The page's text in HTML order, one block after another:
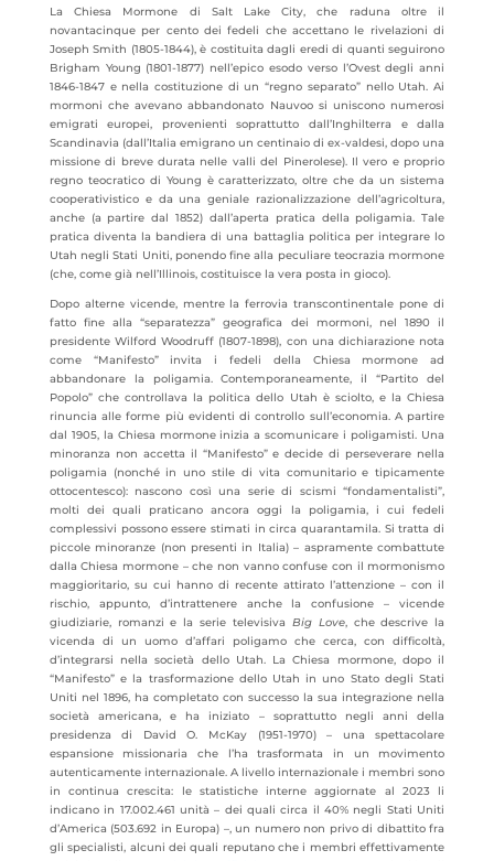
La Chiesa Mormone di Salt Lake City, che raduna oltre il
novantacinque per cento dei fedeli che accettano le rivelazioni di
Joseph Smith (1805-1844), è costituita dagli eredi di quanti seguirono
Brigham Young (1801-1877) nell’epico esodo verso l’Ovest degli anni
1846-1847 e nella costituzione di un “regno separato” nello Utah. Ai
mormoni che avevano abbandonato Nauvoo si uniscono numerosi
emigrati europei, provenienti soprattutto dall’Inghilterra e dalla
Scandinavia (dall’Italia emigrano un centinaio di ex-valdesi, dopo una
missione di breve durata nelle valli del Pinerolese). Il vero e proprio
regno teocratico di Young è caratterizzato, oltre che da un sistema
cooperativistico e da una geniale razionalizzazione dell’agricoltura,
anche (a partire dal 1852) dall’aperta pratica della poligamia. Tale
pratica diventa la bandiera di una battaglia politica per integrare lo
Utah negli Stati Uniti, ponendo fine alla peculiare teocrazia mormone
(che, come già nell’Illinois, costituisce la vera posta in gioco).
Dopo alterne vicende, mentre la ferrovia transcontinentale pone di
fatto fine alla “separatezza” geografica dei mormoni, nel 1890 il
presidente Wilford Woodruff (1807-1898), con una dichiarazione nota
come “Manifesto” invita i fedeli della Chiesa mormone ad
abbandonare la poligamia. Contemporaneamente, il “Partito del
Popolo” che controllava la politica dello Utah è sciolto, e la Chiesa
rinuncia alle forme più evidenti di controllo sull’economia. A partire
dal 1905, la Chiesa mormone inizia a scomunicare i poligamisti. Una
minoranza non accetta il “Manifesto” e decide di perseverare nella
poligamia (nonché in uno stile di vita comunitario e tipicamente
ottocentesco): nascono così una serie di scismi “fondamentalisti”,
molti dei quali praticano ancora oggi la poligamia, i cui fedeli
complessivi possono essere stimati in circa quarantamila. Si tratta di
piccole minoranze (non presenti in Italia) – aspramente combattute
dalla Chiesa mormone – che non vanno confuse con il mormonismo
maggioritario, su cui hanno di recente attirato l’attenzione – con il
rischio, appunto, d’intrattenere anche la confusione – vicende
giudiziarie, romanzi e la serie televisiva Big Love, che descrive la
vicenda di un uomo d’affari poligamo che cerca, con difficoltà,
d’integrarsi nella società dello Utah. La Chiesa mormone, dopo il
“Manifesto” e la trasformazione dello Utah in uno Stato degli Stati
Uniti nel 1896, ha completato con successo la sua integrazione nella
società americana, e ha iniziato – soprattutto negli anni della
presidenza di David O. McKay (1951-1970) – una spettacolare
espansione missionaria che l’ha trasformata in un movimento
autenticamente internazionale. A livello internazionale i membri sono
in continua crescita: le statistiche interne aggiornate al 2023 li
indicano in 17.002.461 unità – dei quali circa il 40% negli Stati Uniti
d’America (503.692 in Europa)​ –, un numero non privo di dibattito fra
gli specialisti, alcuni dei quali reputano che i membri effettivamente